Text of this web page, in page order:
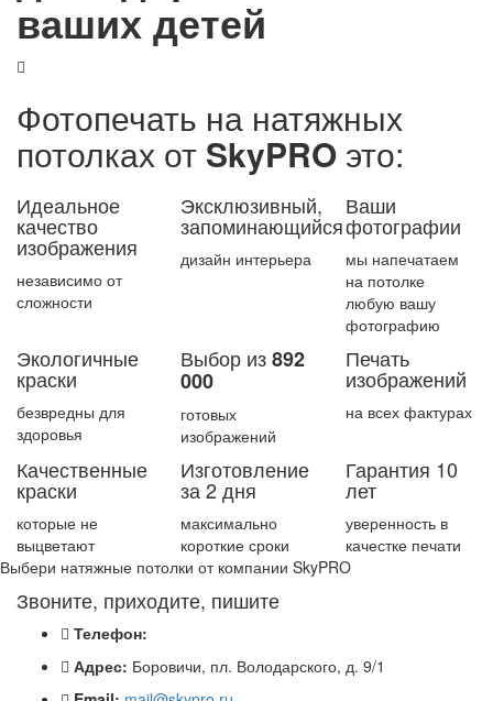
ваших детей
Фотопечать на натяжных
потолках от SkyPRO это:
Идеальное
качество
изображения
независимо от
сложности
Эксклюзивный,
запоминающийся
дизайн интерьера
Ваши
фотографии
мы напечатаем
на потолке
любую вашу
фотографию
Экологичные
краски
безвредны для
здоровья
Выбор из892
000
готовых
изображений
Печать
изображений
на всех фактурах
Качественные
краски
которые не
выцветают
Изготовление
за 2 дня
максимально
короткие сроки
Гарантия 10
лет
уверенность в
качестке печати
Выбери натяжные потолки от компании SkyPRO
Звоните, приходите, пишите
Телефон:
Адрес: Боровичи, пл. Володарского, д. 9/1